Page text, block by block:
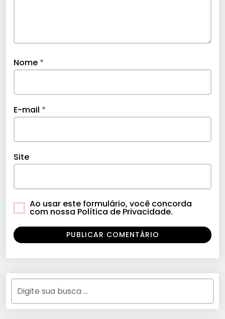
Nome *
E-mail *
Site
Ao usar este formulário, você concorda
com nossa Política de Privacidade.